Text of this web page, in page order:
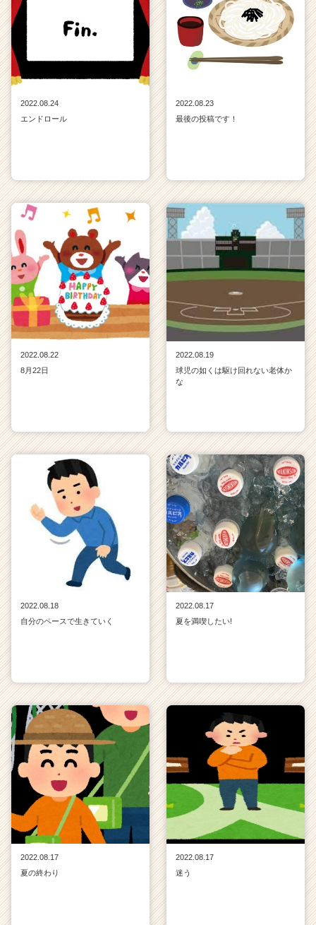
2022.08.24
エンドロール
2022.08.23
最後の投稿です！
2022.08.22
8月22日
2022.08.19
球児の如くは駆け回れない老体か
な
2022.08.18
自分のペースで生きていく
2022.08.17
夏を満喫したい!
2022.08.17
夏の終わり
2022.08.17
迷う